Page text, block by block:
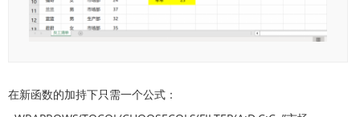
在新函数的加持下只需一个公式：